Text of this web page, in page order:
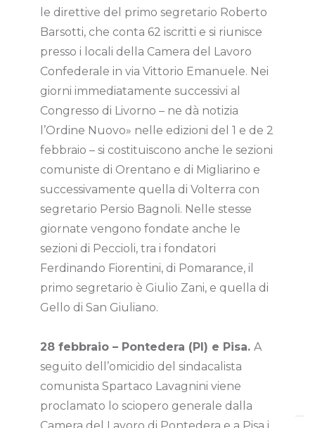
le direttive del primo segretario Roberto
Barsotti, che conta 62 iscritti e si riunisce
presso i locali della Camera del Lavoro
Confederale in via Vittorio Emanuele. Nei
giorni immediatamente successivi al
Congresso di Livorno – ne dà notizia
l’Ordine Nuovo» nelle edizioni del 1 e de 2
febbraio – si costituiscono anche le sezioni
comuniste di Orentano e di Migliarino e
successivamente quella di Volterra con
segretario Persio Bagnoli. Nelle stesse
giornate vengono fondate anche le
sezioni di Peccioli, tra i fondatori
Ferdinando Fiorentini, di Pomarance, il
primo segretario è Giulio Zani, e quella di
Gello di San Giuliano.
28 febbraio – Pontedera (PI) e Pisa. A
seguito dell’omicidio del sindacalista
comunista Spartaco Lavagnini viene
proclamato lo sciopero generale dalla